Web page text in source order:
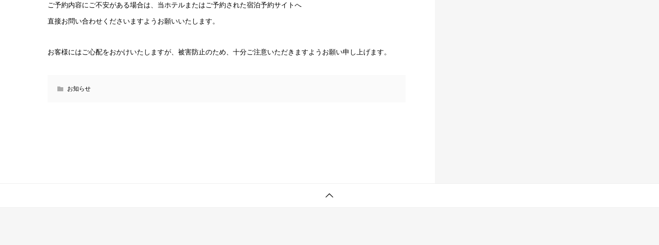
ご予約内容にご不安がある場合は、当ホテルまたはご予約された宿泊予約サイトへ
直接お問い合わせくださいますようお願いいたします。
お客様にはご心配をおかけいたしますが、被害防止のため、十分ご注意いただきますようお願い申し上げます。
お知らせ